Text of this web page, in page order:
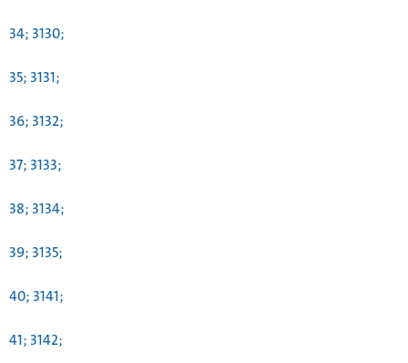
34; 3130;
35; 3131;
36; 3132;
37; 3133;
38; 3134;
39; 3135;
40; 3141;
41; 3142;